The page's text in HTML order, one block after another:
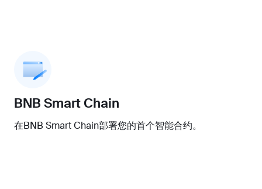
BNB Smart Chain
在BNB Smart Chain部署您的首个智能合约。